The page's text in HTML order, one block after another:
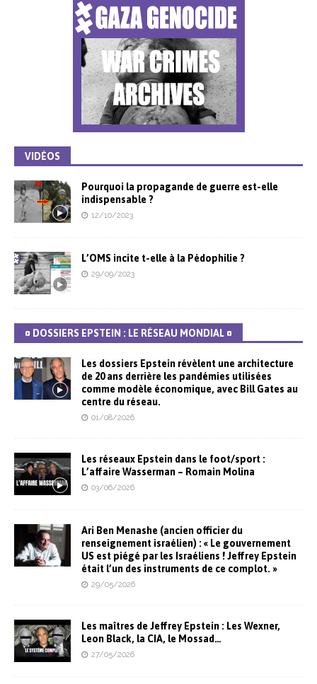
VIDÉOS
Pourquoi la propagande de guerre est-elle
indispensable ?
12/10/2023
L’OMS incite t-elle à la Pédophilie ?
29/09/2023
¤ DOSSIERS EPSTEIN : LE RÉSEAU MONDIAL ¤
Les dossiers Epstein révèlent une architecture
de 20 ans derrière les pandémies utilisées
comme modèle économique, avec Bill Gates au
centre du réseau.
01/08/2026
Les réseaux Epstein dans le foot/sport :
L’affaire Wasserman – Romain Molina
03/06/2026
Ari Ben Menashe (ancien officier du
renseignement israélien) : « Le gouvernement
US est piégé par les Israéliens ! Jeffrey Epstein
était l’un des instruments de ce complot. »
29/05/2026
Les maîtres de Jeffrey Epstein : Les Wexner,
Leon Black, la CIA, le Mossad…
27/05/2026